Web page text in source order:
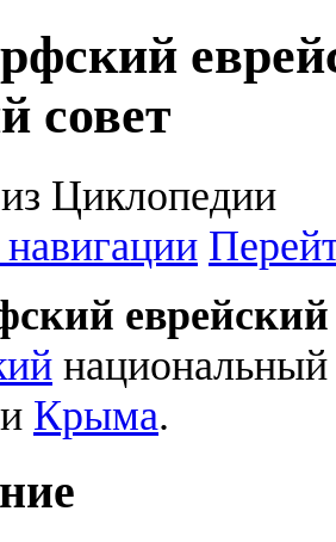
совет
Циклопедии
национальный
Крыма.